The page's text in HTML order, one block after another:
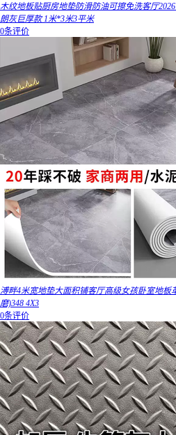
木纹地板贴厨房地垫防滑防油可擦免洗客厅
朗灰巨厚款 1米*3米3平米
0条评价
溥畔4米宽地垫大面积铺客厅高级女孩卧室地板
磨)348 4X3
0条评价